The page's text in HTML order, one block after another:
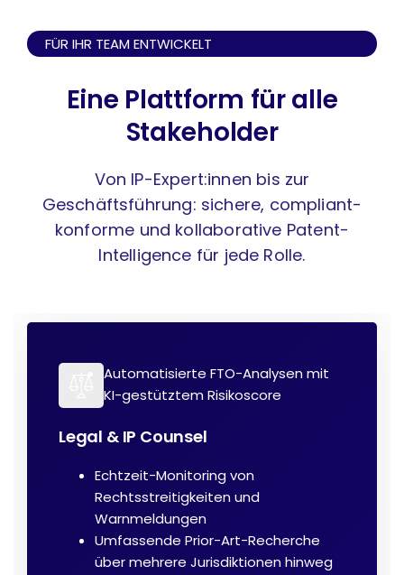
FÜR IHR TEAM ENTWICKELT
Eine Plattform für alle
Stakeholder
Von IP-Expert:innen bis zur
Geschäftsführung: sichere, compliant-
konforme und kollaborative Patent-
Intelligence für jede Rolle.
Legal & IP Counsel
Automatisierte FTO-Analysen mit
KI-gestütztem Risikoscore
Echtzeit-Monitoring von
Rechtsstreitigkeiten und
Warnmeldungen
Umfassende Prior-Art-Recherche
über mehrere Jurisdiktionen hinweg